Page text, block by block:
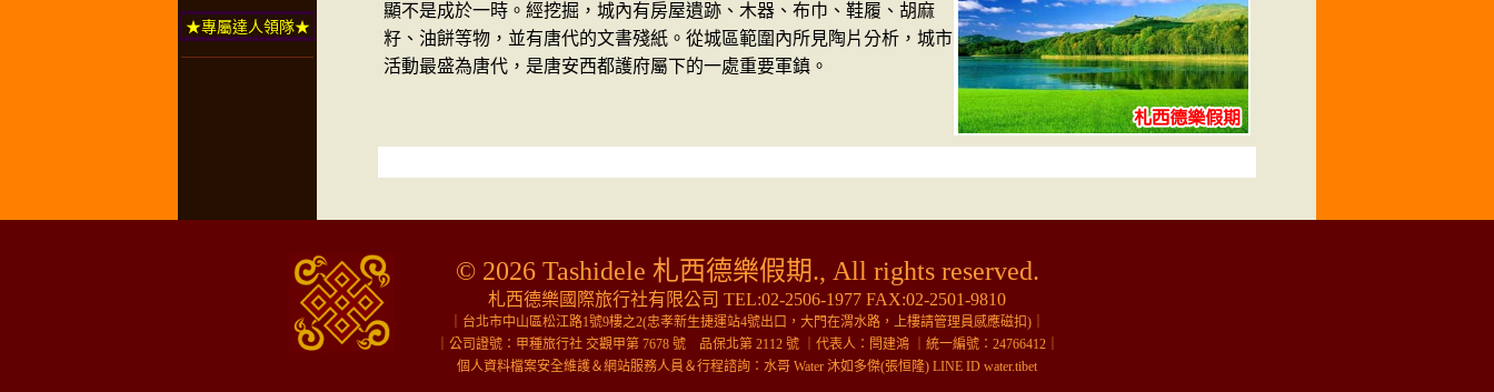
★專屬達人領隊★
顯不是成於一時。經挖掘，城內有房屋遺跡、木器、布巾、鞋履、胡麻
籽、油餅等物，並有唐代的文書殘紙。從城區範圍內所見陶片分析，城市
活動最盛為唐代，是唐安西都護府屬下的一處重要軍鎮。
© 2026 Tashidele 札西德樂假期., All rights reserved.
札西德樂國際旅行社有限公司 TEL:02-2506-1977 FAX:02-2501-9810
｜台北市中山區松江路1號9樓之2(忠孝新生捷運站4號出口，大門在渭水路，上樓請管理員感應磁扣)｜
｜公司證號：甲種旅行社 交觀甲第 7678 號 品保北第 2112 號 ｜代表人： 閆建鴻｜統一編號：24766412｜
個人資料檔案安全維護＆網站服務人員＆行程諮詢：水哥 Water 沐如多傑(張恒隆) LINE ID water.tibet